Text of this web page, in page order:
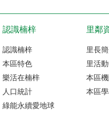
認識楠梓
認識楠梓
本區特色
樂活在楠梓
人口統計
綠能永續愛地球
里鄰
里長
里活
本區
本區